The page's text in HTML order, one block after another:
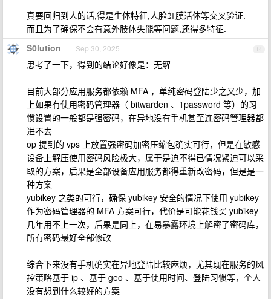
真要回归到人的话,得是生体特征,人脸虹膜活体等交叉验证.
而且为了确保不会有意外肢体失能等问题,还得多特征.
14
S0lution Sep 30, 2025
思考了一下，得到的结论好像是：无解
目前大部分应用服务都依赖 MFA ，单纯密码登陆少之又少，加
上如果有使用密码管理器（ bitwarden 、1password 等）的习
惯设置的一般都是强密码，在异地没有手机甚至连密码管理器都
进不去
op 提到的 vps 上放置强密码加密压缩包确实可行，但是在敏感
设备上解压使用密码风险极大，属于是迫不得已情况紧迫可以采
取的方案，后果是全部设备应用服务都得重新改密码，但是是一
种方案
yubikey 之类的可行，确保 yubikey 安全的情况下使用 yubikey
作为密码管理器的 MFA 方案可行，代价是可能花钱买 yubikey
几年用不上一次，后果是同上，在易暴露环境上解密了密码库，
所有密码最好全部修改
综合下来没有手机确实在异地登陆比较麻烦，尤其现在服务的风
控策略基于 ip 、基于 geo 、基于使用时间、登陆习惯等，个人
没有想到什么较好的方案